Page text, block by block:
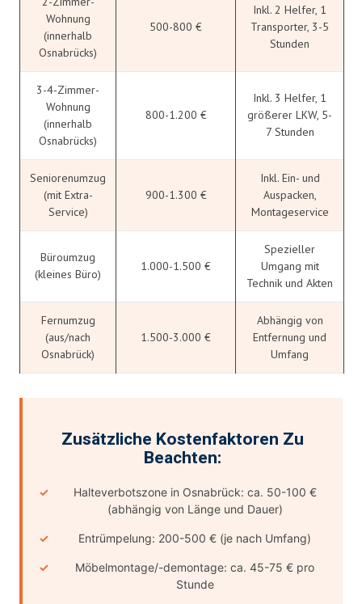
Wohnung
(innerhalb
Osnabrücks)
500-800 €
Inkl. 2 Helfer, 1
Transporter, 3-5
Stunden
3-4-Zimmer-
Wohnung
(innerhalb
Osnabrücks)
800-1.200 €
Inkl. 3 Helfer, 1
größerer LKW, 5-
7 Stunden
Seniorenumzug
(mit Extra-
Service)
900-1.300 €
Inkl. Ein- und
Auspacken,
Montageservice
Büroumzug
(kleines Büro)
1.000-1.500 €
Spezieller
Umgang mit
Technik und Akten
Fernumzug
(aus/nach
Osnabrück)
1.500-3.000 €
Abhängig von
Entfernung und
Umfang
Zusätzliche Kostenfaktoren Zu
Beachten:
Halteverbotszone in Osnabrück: ca. 50-100 €
(abhängig von Länge und Dauer)
Entrümpelung: 200-500 € (je nach Umfang)
Möbelmontage/-demontage: ca. 45-75 € pro
Stunde